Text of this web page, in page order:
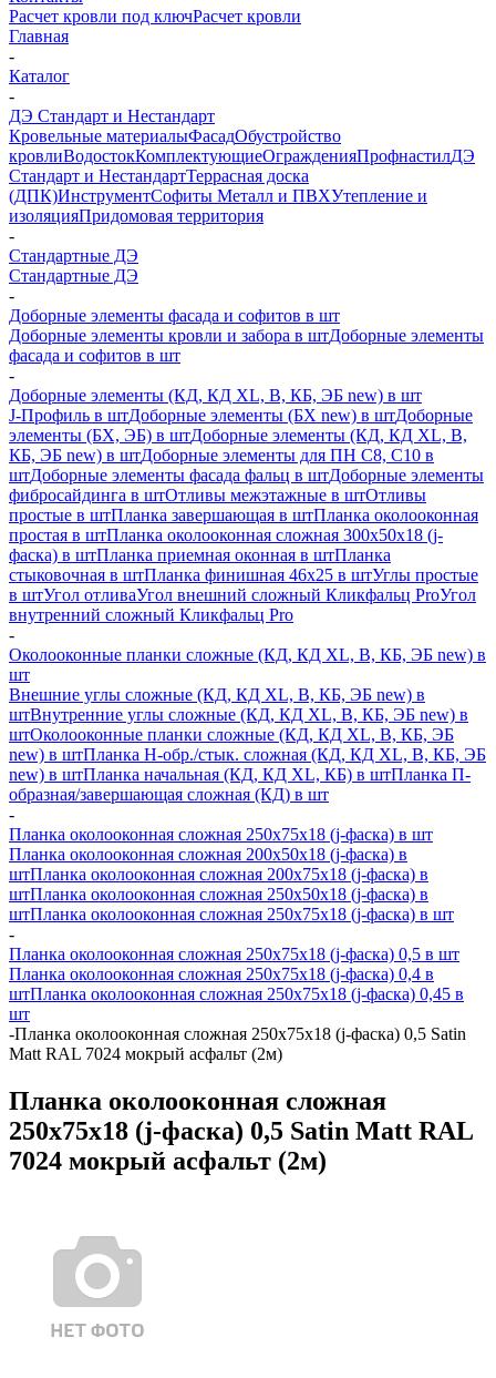
Расчет кровли под ключРасчет кровли
Главная
-
Каталог
-
ДЭ Стандарт и Нестандарт
Кровельные материалыФасадОбустройство
кровлиВодостокКомплектующиеОгражденияПрофнастилДЭ
Стандарт и НестандартТеррасная доска
(ДПК)ИнструментСофиты Металл и ПВХУтепление и
изоляцияПридомовая территория
-
Стандартные ДЭ
Стандартные ДЭ
-
Доборные элементы фасада и софитов в шт
Доборные элементы кровли и забора в штДоборные элементы
фасада и софитов в шт
-
Доборные элементы (КД, КД XL, В, КБ, ЭБ new) в шт
J-Профиль в штДоборные элементы (БХ new) в штДоборные
элементы (БХ, ЭБ) в штДоборные элементы (КД, КД XL, В,
КБ, ЭБ new) в штДоборные элементы для ПН С8, С10 в
штДоборные элементы фасада фальц в штДоборные элементы
фибросайдинга в штОтливы межэтажные в штОтливы
простые в штПланка завершающая в штПланка околооконная
простая в штПланка околооконная сложная 300х50х18 (j-
фаска) в штПланка приемная оконная в штПланка
стыковочная в штПланка финишная 46х25 в штУглы простые
в штУгол отливаУгол внешний сложный Кликфальц ProУгол
внутренний сложный Кликфальц Pro
-
Околооконные планки сложные (КД, КД XL, В, КБ, ЭБ new) в
шт
Внешние углы сложные (КД, КД XL, В, КБ, ЭБ new) в
штВнутренние углы сложные (КД, КД XL, В, КБ, ЭБ new) в
штОколооконные планки сложные (КД, КД XL, В, КБ, ЭБ
new) в штПланка H-обр./стык. сложная (КД, КД XL, В, КБ, ЭБ
new) в штПланка начальная (КД, КД XL, КБ) в штПланка П-
образная/завершающая сложная (КД) в шт
-
Планка околооконная сложная 250х75х18 (j-фаска) в шт
Планка околооконная сложная 200х50х18 (j-фаска) в
штПланка околооконная сложная 200х75х18 (j-фаска) в
штПланка околооконная сложная 250х50х18 (j-фаска) в
штПланка околооконная сложная 250х75х18 (j-фаска) в шт
-
Планка околооконная сложная 250х75х18 (j-фаска) 0,5 в шт
Планка околооконная сложная 250х75х18 (j-фаска) 0,4 в
штПланка околооконная сложная 250х75х18 (j-фаска) 0,45 в
шт
-Планка околооконная сложная 250х75х18 (j-фаска) 0,5 Satin
Matt RAL 7024 мокрый асфальт (2м)
Планка околооконная сложная
250х75х18 (j-фаска) 0,5 Satin Matt RAL
7024 мокрый асфальт (2м)